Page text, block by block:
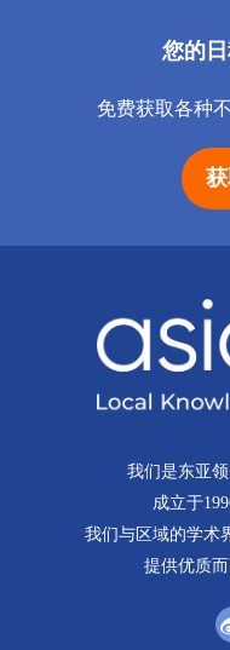
您的
免费获取各种
我们是东亚
成立于
我们与区域的学术
提供优质而